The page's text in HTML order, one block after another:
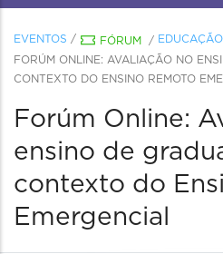
EVENTOS / FÓRUM / EDUCAÇÃO
FORÚM ONLINE: AVALIAÇÃO NO
CONTEXTO DO ENSINO REMOTO
Forúm Online:
ensino de
contexto do
Emergencial